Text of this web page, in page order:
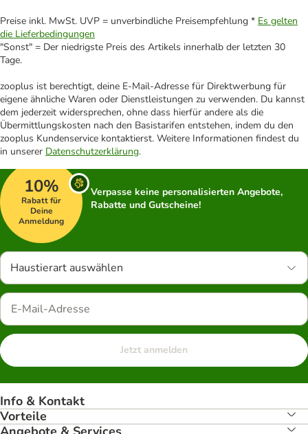
Preise inkl. MwSt. UVP = unverbindliche Preisempfehlung * Es gelten
die Lieferbedingungen
"Sonst" = Der niedrigste Preis des Artikels innerhalb der letzten 30
Tage.
zooplus ist berechtigt, deine E-Mail-Adresse für Direktwerbung für
eigene ähnliche Waren oder Dienstleistungen zu verwenden. Du kannst
dem jederzeit widersprechen, ohne dass hierfür andere als die
Übermittlungskosten nach den Basistarifen entstehen, indem du den
zooplus Kundenservice kontaktierst. Weitere Informationen findest du
in unserer Datenschutzerklärung.
10%
Rabatt für
Deine
Anmeldung
Verpasse keine personalisierten Angebote,
Rabatte und Gutscheine!
Haustierart auswählen
Jetzt anmelden
Info & Kontakt
Vorteile